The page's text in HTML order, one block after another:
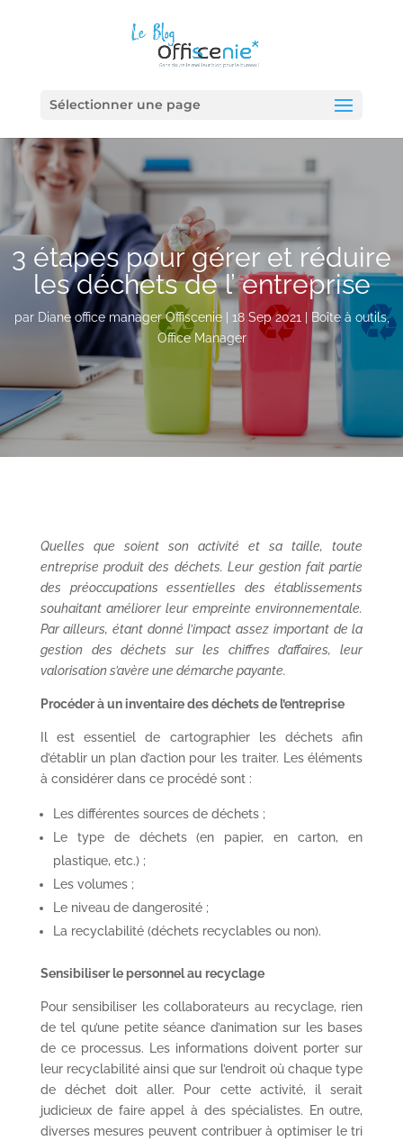
Sélectionner une page
3 étapes pour gérer et réduire
les déchets de l’ entreprise
par Diane office manager Offiscenie| 18 Sep 2021 Boîte à outils,
Office Manager
Quelles que soient son activité et sa taille, toute
entreprise produit des déchets. Leur gestion fait partie
des préoccupations essentielles des établissements
souhaitant améliorer leur empreinte environnementale.
Par ailleurs, étant donné l’impact assez important de la
gestion des déchets sur les chiffres d’affaires, leur
valorisation s’avère une démarche payante.
Procéder à un inventaire des déchets de l’entreprise
Il est essentiel de cartographier les déchets afin
d’établir un plan d’action pour les traiter. Les éléments
à considérer dans ce procédé sont :
Les différentes sources de déchets ;
Le type de déchets (en papier, en carton, en
plastique, etc.) ;
Les volumes ;
Le niveau de dangerosité ;
La recyclabilité (déchets recyclables ou non).
Sensibiliser le personnel au recyclage
Pour sensibiliser les collaborateurs au recyclage, rien
de tel qu’une petite séance d’animation sur les bases
de ce processus. Les informations doivent porter sur
leur recyclabilité ainsi que sur l’endroit où chaque type
de déchet doit aller. Pour cette activité, il serait
judicieux de faire appel à des spécialistes. En outre,
diverses mesures peuvent contribuer à optimiser le tri